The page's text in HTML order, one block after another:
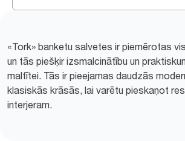
«Tork» banketu salvetes ir piemērotas
un tās piešķir izsmalcinātību un
maltītei. Tās ir pieejamas daudzās
klasiskās krāsās, lai varētu pieskaņot
interjeram.